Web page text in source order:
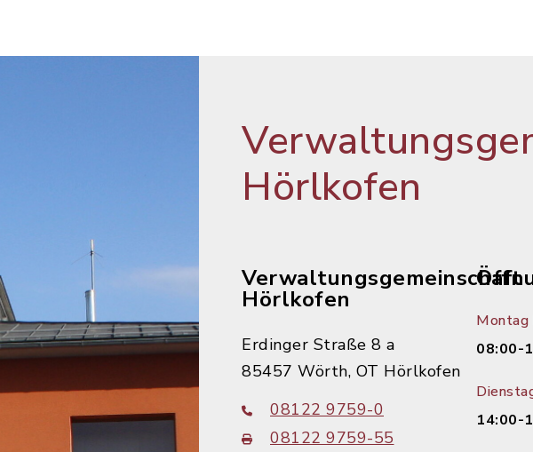
Hörlkofen
Verwaltungsgemeinschaft
Hörlkofen
Erdinger Straße 8 a
85457 Wörth, OT Hörlkofen
08122 9759-0
08122 9759-55
Montag
08:00-
14:00-